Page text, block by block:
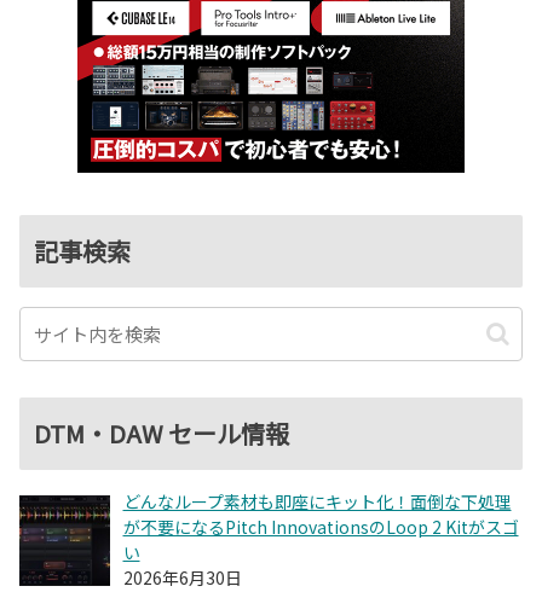
記事検索
DTM・DAW セール情報
どんなループ素材も即座にキット化！面倒な下処理
が不要になるPitch InnovationsのLoop 2 Kitがスゴ
い
2026年6月30日